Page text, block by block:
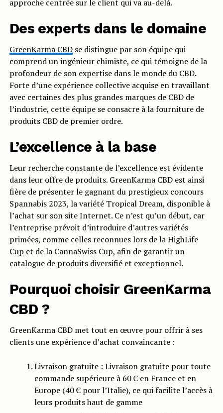
approche centrée sur le client qui va au-delà.
Des experts dans le domaine
GreenKarma CBDse distingue par son équipe qui
comprend un ingénieur chimiste, ce qui témoigne de la
profondeur de son expertise dans le monde du CBD.
Forte d’une expérience collective acquise en travaillant
avec certaines des plus grandes marques de CBD de
l’industrie, cette équipe se consacre à la fourniture de
produits CBD de premier ordre.
L’excellence à la base
Leur recherche constante de l’excellence est évidente
dans leur offre de produits. GreenKarma CBD est ainsi
fière de présenter le gagnant du prestigieux concours
Spannabis 2023, la variété Tropical Dream, disponible à
l’achat sur son site Internet. Ce n’est qu’un début, car
l’entreprise prévoit d’introduire d’autres variétés
primées, comme celles reconnues lors de la HighLife
Cup et de la CannaSwiss Cup, afin de garantir un
catalogue de produits diversifié et exceptionnel.
Pourquoi choisir GreenKarma
CBD ?
GreenKarma CBD met tout en œuvre pour offrir à ses
clients une expérience d’achat convaincante :
Livraison gratuite : Livraison gratuite pour toute
commande supérieure à 60 € en France et en
Europe (40 € pour l’Italie), ce qui facilite l’accès à
leurs produits haut de gamme